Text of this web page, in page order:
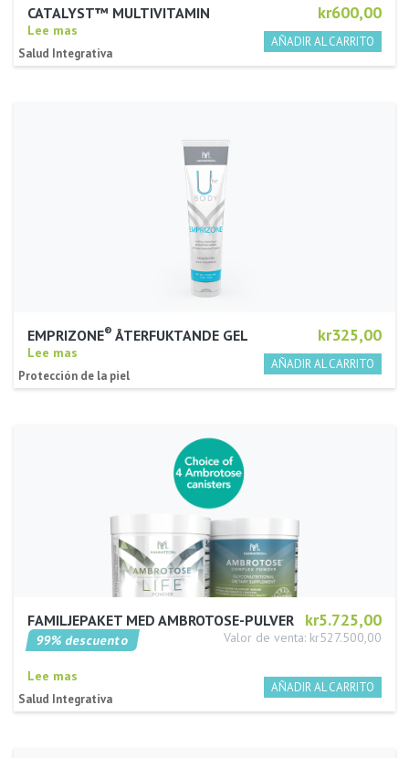
kr600,00
CATALYST™ MULTIVITAMIN
Lee mas
Salud Integrativa
kr325,00
EMPRIZONE® ÅTERFUKTANDE GEL
Lee mas
Protección de la piel
kr5.725,00
FAMILJEPAKET MED AMBROTOSE-PULVER
Valor de venta: kr527.500,00
99% descuento
Lee mas
Salud Integrativa